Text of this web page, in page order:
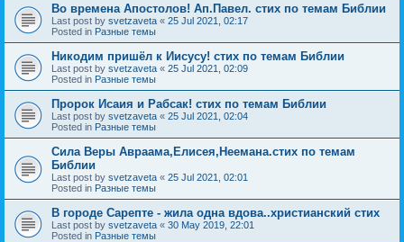
Во времена Апостолов! Ап.Павел. стих по темам Библии
Last post by svetzaveta « 25 Jul 2021, 02:17
Posted in Разные темы
Никодим пришёл к Иисусу! стих по темам Библии
Last post by svetzaveta « 25 Jul 2021, 02:09
Posted in Разные темы
Пророк Исаия и Рабсак! стих по темам Библии
Last post by svetzaveta « 25 Jul 2021, 02:04
Posted in Разные темы
Сила Веры Авраама,Елисея,Неемана.стих по темам
Библии
Last post by svetzaveta « 25 Jul 2021, 02:01
Posted in Разные темы
В городе Сарепте - жила одна вдова..христианский стих
Last post by svetzaveta « 30 May 2019, 22:01
Posted in Разные темы